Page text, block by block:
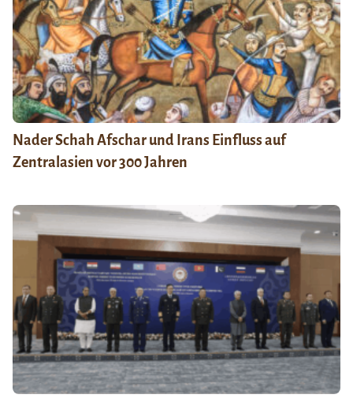
Nader Schah Afschar und Irans Einfluss auf
Zentralasien vor 300 Jahren